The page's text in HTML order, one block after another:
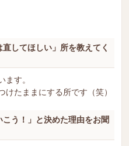
してほしい」所を教えてく
ます。
たままにする所です（笑）
こう！」と決めた理由をお聞